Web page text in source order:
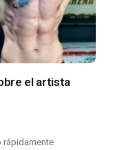
el artista
rápidamente